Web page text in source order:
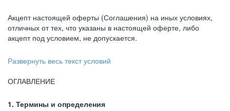
Акцепт настоящей оферты (Соглашения) на иных условиях,
отличных от тех, что указаны в настоящей оферте, либо
акцепт под условием, не допускается.
Развернуть весь текст условий
ОГЛАВЛЕНИЕ
1. Термины и определения